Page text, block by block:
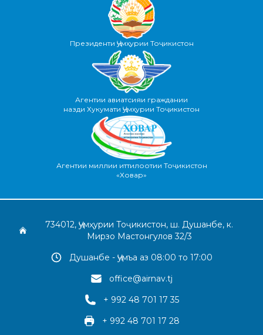
Президенти Ҷумҳурии Тоҷикистон
Агентии авиатсияи граждании
назди Хукумати Ҷумҳурии Тоҷикистон
Агентии миллии иттилоотии Тоҷикистон
«Ховар»
734012, Ҷумҳурии Тоҷикистон, ш. Душанбе, к.
Мирзо Мастонгулов 32/3
Душанбе - Ҷумъа аз 08:00 то 17:00
office@airnav.tj
+ 992 48 701 17 35
+ 992 48 701 17 28